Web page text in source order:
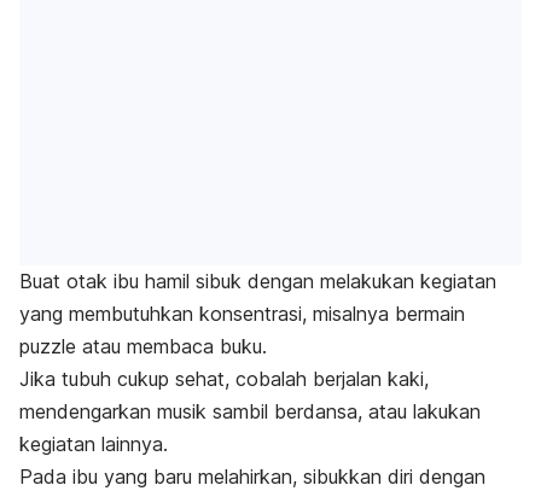
Buat otak ibu hamil sibuk dengan melakukan kegiatan
yang membutuhkan konsentrasi, misalnya bermain
puzzle atau membaca buku.
Jika tubuh cukup sehat, cobalah berjalan kaki,
mendengarkan musik sambil berdansa, atau lakukan
kegiatan lainnya.
Pada ibu yang baru melahirkan, sibukkan diri dengan